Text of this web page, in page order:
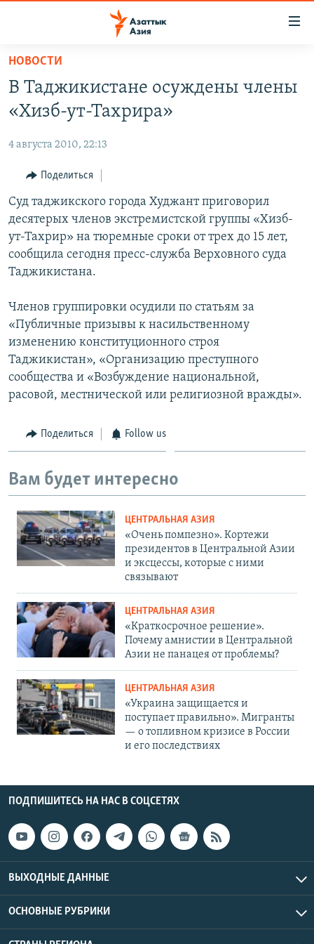
Вернуться
основному
содержанию
навигации
Вернутся
поиску
КАЗАХСТАН
УЗБЕКИСТАН
ТАДЖИКИСТАН
НОВОСТИ
ВОЙНА В УКРАИНЕ
НА ДРУГИХ ЯЗЫКАХ
ҚАЗАҚША
КЫРГЫЗЧА
ЎЗБЕКЧА
ТОҶИКӢ
TÜRKMENÇE
Все сайты РСЕ/РС
НОВОСТИ
В Таджикистане осуждены члены
«Хизб-ут-Тахрира»
4 августа 2010, 22:13
Поделиться
Суд таджикского города Худжант приговорил
десятерых членов экстремистской группы «Хизб-
ут-Тахрир» на тюремные сроки от трех до 15 лет,
сообщила сегодня пресс-служба Верховного суда
Таджикистана.
Членов группировки осудили по статьям за
«Публичные призывы к насильственному
изменению конституционного строя
Таджикистан», «Организацию преступного
сообщества и «Возбуждение национальной,
расовой, местнической или религиозной вражды».
Поделиться Follow us
Вам будет интересно
ЦЕНТРАЛЬНАЯ АЗИЯ
«Очень помпезно». Кортежи
президентов в Центральной Азии
и эксцессы, которые с ними
связывают
ЦЕНТРАЛЬНАЯ АЗИЯ
«Краткосрочное решение».
Почему амнистии в Центральной
Азии не панацея от проблемы?
ЦЕНТРАЛЬНАЯ АЗИЯ
«Украина защищается и
поступает правильно». Мигранты
— о топливном кризисе в России
и его последствиях
ПОДПИШИТЕСЬ НА НАС В СОЦСЕТЯХ
ВЫХОДНЫЕ ДАННЫЕ
ОСНОВНЫЕ РУБРИКИ